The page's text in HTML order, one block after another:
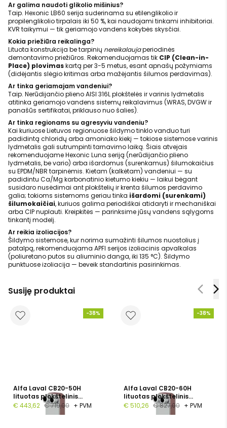
Ar galima naudoti glikolio mišinius?
Taip. Hexonic LB60 serija suderinama su etilenglikolio ir
propilenglikolio tirpalais iki 50 %, kai naudojami tinkami inhibitoriai.
KVR taikymui — tik geriamojo vandens kokybės skysčiai.
Kokia priežiūra reikalinga?
Lituota konstrukcija be tarpinių nereikalaujaperiodinės
demontavimo priežiūros. Rekomenduojamas tik CIP (Clean-in-
Place) plovimaskartą per 3-5 metus, esant apnašų požymiams
(didėjantis slėgio kritimas arba mažėjantis šilumos perdavimas).
Ar tinka geriamajam vandeniui?
Taip. Nerūdijančio plieno AISI 316L plokštelės ir varinis lydmetalis
atitinka geriamojo vandens sistemų reikalavimus (WRAS, DVGW ir
panašūs sertifikatai, priklauso nuo šalies).
Ar tinka regionams su agresyviu vandeniu?
Kai kuriuose Lietuvos regionuose šildymo tinklo vanduo turi
padidintą chloridų arba amoniako kiekį — tokiose sistemose varinis
lydmetalis gali sutrumpinti tarnavimo laiką. Šiais atvejais
rekomenduojame Hexonic Luna seriją (nerūdijančio plieno
lydmetalis, be vario) arba išardomus (surenkamus) šilumokaičius
su EPDM/NBR tarpinėmis. Kietam (kalkėtam) vandeniui — su
padidintu Ca/Mg karbonatinio kietumo kiekiu — laikui bėgant
susidaro nusėdimai ant plokštelių ir krenta šilumos perdavimo
galia; tokioms sistemoms geriau tinka išardomi (surenkami)
šilumokaičiai, kuriuos galima periodiškai atidaryti ir mechaniškai
arba CIP nuplauti. Kreipkitės — parinksime jūsų vandens sąlygoms
tinkantį modelį.
Ar reikia izoliacijos?
Šildymo sistemose, kur norima sumažinti šilumos nuostolius į
patalpą, rekomenduojama APFI serijos izoliacinis apvalkalas
(poliuretano putos su aliuminio danga, iki 135 °C). Šildymo
punktuose izoliacija — beveik standartinis pasirinkimas.
Susiję produktai
-38%
Alfa Laval CB20-50H
lituotas plokštelinis
šilumokaitis, 1", 50
€ 443,62 € 719,00 + PVM
-38%
Alfa Laval CB20-60H
lituotas plokštelinis
šilumokaitis, G 1", 60
€ 510,26 € 827,00 + PVM